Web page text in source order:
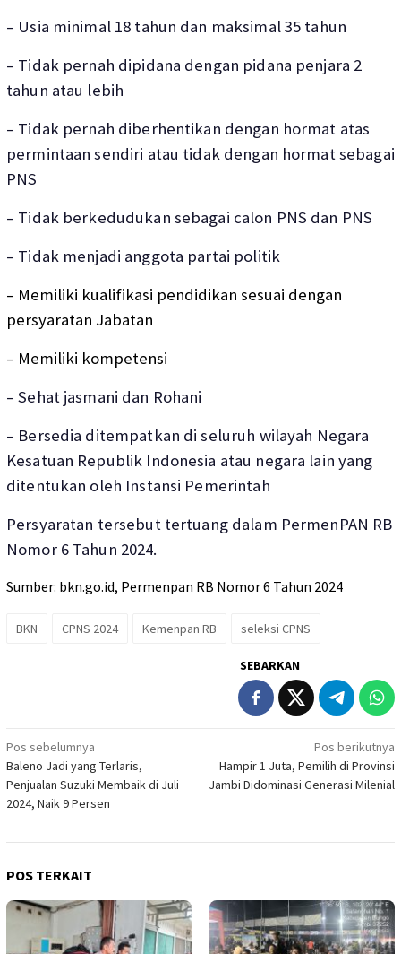
– Usia minimal 18 tahun dan maksimal 35 tahun
– Tidak pernah dipidana dengan pidana penjara 2
tahun atau lebih
– Tidak pernah diberhentikan dengan hormat atas
permintaan sendiri atau tidak dengan hormat sebagai
PNS
– Tidak berkedudukan sebagai calon PNS dan PNS
– Tidak menjadi anggota partai politik
– Memiliki kualifikasi pendidikan sesuai dengan
persyaratan Jabatan
– Memiliki kompetensi
– Sehat jasmani dan Rohani
– Bersedia ditempatkan di seluruh wilayah Negara
Kesatuan Republik Indonesia atau negara lain yang
ditentukan oleh Instansi Pemerintah
Persyaratan tersebut tertuang dalam PermenPAN RB
Nomor 6 Tahun 2024.
Sumber: bkn.go.id, Permenpan RB Nomor 6 Tahun 2024
BKN CPNS 2024 Kemenpan RB seleksi CPNS
SEBARKAN
Navigasi
pos
Pos sebelumnya
Baleno Jadi yang Terlaris,
Penjualan Suzuki Membaik di Juli
2024, Naik 9 Persen
Pos berikutnya
Hampir 1 Juta, Pemilih di Provinsi
Jambi Didominasi Generasi Milenial
POS TERKAIT